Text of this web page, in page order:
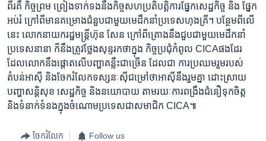
ពីរ​គឺ ​កិច្ចព្រម ព្រៀង​ទាក់ទង​នឹង​កិច្ចសហ​ប្រតិបត្តិការ​ផ្នែក​សេដ្ឋកិច្ច ​និង​ ផ្នែក​
អប់រំ ​ក្រៅពី​មាន​គម្រោង​ជំនួប​ជាមួយ​មេដឹកនាំ​ប្រទេស​ហុងគ្រី។​ បន្ថែម​ពីលើ
នេះ ​លោក​នាយក​រដ្ឋមន្ត្រី​ហ៊ុន សែន ​ក្រៅពីគ្រោង​នឹង​ជួប​ជាមួយ​មេដឹកនាំ​
ប្រទេស​នានា ​ក៏នឹង​ត្រូវថ្លែង​សុន្ទរកថា​ក្នុង កិច្ចប្រជុំ​កំពូល ​CICA​ផងដែរ ​
ដែល​លោកនឹង​ផ្តោតលើ​បញ្ហា​គន្លឹះ​ជាច្រើន ​ដែល​ជា ការប្រឈម​រួមរបស់​
តំបន់​អាស៊ី ​និង​ចែក​រំលែក​ទស្សនៈ​ស៊ីជម្រៅ​ថាអាស៊ី​នឹងរួម​គ្នា ដោះស្រាយ​
បញ្ហា​សន្តិសុខ ​សេដ្ឋកិច្ច ​និង​នយោបាយ​ តាមរយៈ​ការពង្រឹង​ជំនឿ​ទុកចិត្ត
និងទំនាក់​ទំនង​ក្នុងចំណោម​ប្រទេស​ជាសមាជិក​ CICA៕
ចែករំលែក Follow us